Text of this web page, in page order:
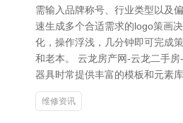
需输入品牌称号、行业类型以及
速生成多个合适需求的logo策画
化，操作浮浅，几分钟即可完成
和老本。 云龙房产网-云龙二手
器具时常提供丰富的模板和元素
维修资讯